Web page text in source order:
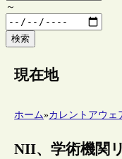
～
検索
現在地
ホーム»カレントアウェ
NII、学術機関